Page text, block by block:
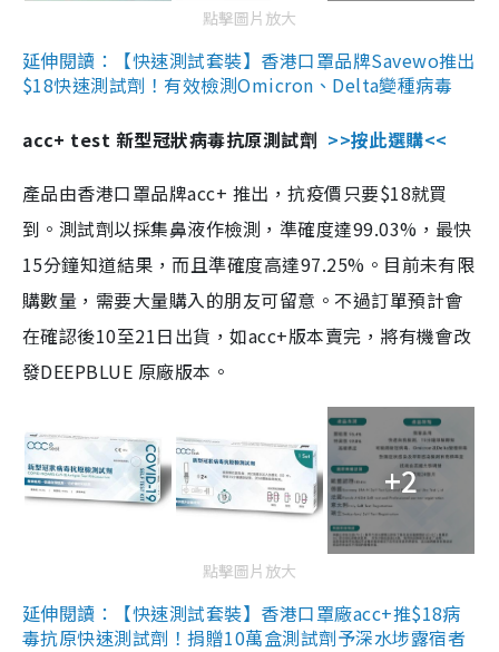
點擊圖片放大
延伸閱讀：【快速測試套裝】香港口罩品牌Savewo推出
$18快速測試劑！有效檢測Omicron、Delta變種病毒
acc+ test 新型冠狀病毒抗原測試劑 >>按此選購<<
產品由香港口罩品牌acc+ 推出，抗疫價只要$18就買
到。測試劑以採集鼻液作檢測，準確度達99.03%，最快
15分鐘知道結果，而且準確度高達97.25%。目前未有限
購數量，需要大量購入的朋友可留意。不過訂單預計會
在確認後10至21日出貨，如acc+版本賣完，將有機會改
發DEEPBLUE 原廠版本。
+2
點擊圖片放大
延伸閱讀：【快速測試套裝】香港口罩廠acc+推$18病
毒抗原快速測試劑！捐贈10萬盒測試劑予深水埗露宿者